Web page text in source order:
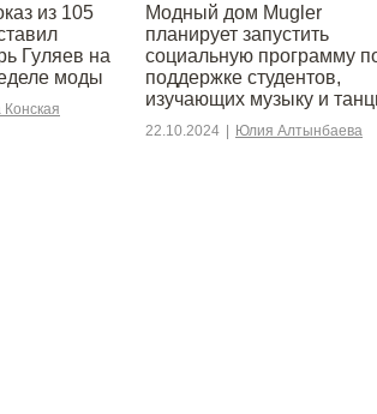
из 105
Гуляев на
моды
Модный дом Mugler
планирует запустить
социальную программу
поддержке студентов,
изучающих музыку и
22.10.2024 | Юлия Алтынбаева